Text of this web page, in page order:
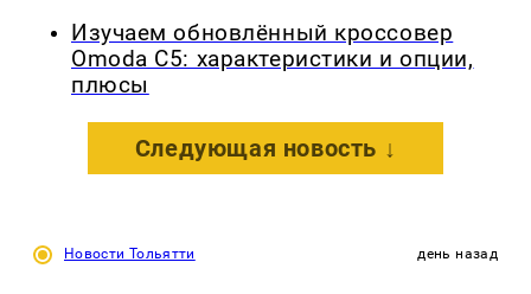
Изучаем обновлённый кроссовер
Omoda C5: характеристики и опции,
плюсы
Следующая новость ↓
Новости Тольятти день назад